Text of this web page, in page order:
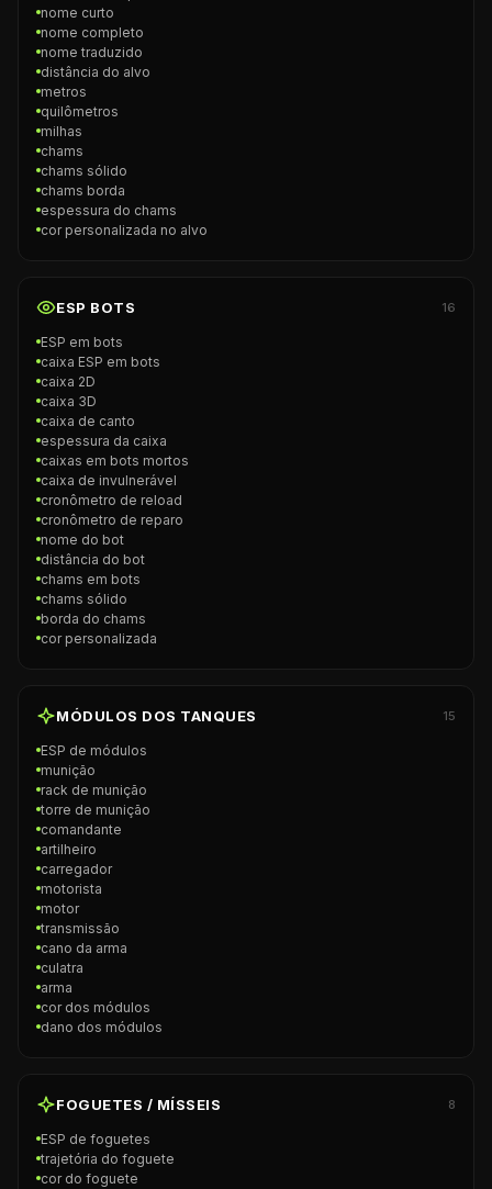
nome curto
nome completo
nome traduzido
distância do alvo
metros
quilômetros
milhas
chams
chams sólido
chams borda
espessura do chams
cor personalizada no alvo
ESP BOTS 16
ESP em bots
caixa ESP em bots
caixa 2D
caixa 3D
caixa de canto
espessura da caixa
caixas em bots mortos
caixa de invulnerável
cronômetro de reload
cronômetro de reparo
nome do bot
distância do bot
chams em bots
chams sólido
borda do chams
cor personalizada
MÓDULOS DOS TANQUES 15
ESP de módulos
munição
rack de munição
torre de munição
comandante
artilheiro
carregador
motorista
motor
transmissão
cano da arma
culatra
arma
cor dos módulos
dano dos módulos
FOGUETES / MÍSSEIS 8
ESP de foguetes
trajetória do foguete
cor do foguete